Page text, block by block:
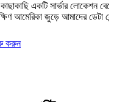
একটি সার্ভার লোকেশন
আমেরিকা জুড়ে আমাদের ডেটা
করুন